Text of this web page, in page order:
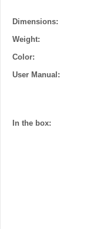
Dimensions:
Weight:
Color:
User Manual:
In the box: